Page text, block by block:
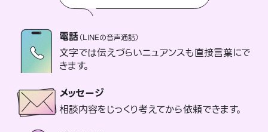
電話（LINEの音声通話）
文字では伝えづらいニュアンスも直接言葉にで
きます。
メッセージ
相談内容をじっくり考えてから依頼できます。